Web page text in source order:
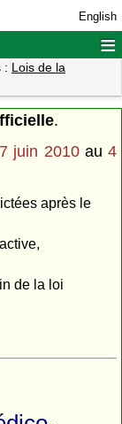
English
≡
: Lois de la
.
juin 2010au 4
après le
de la loi